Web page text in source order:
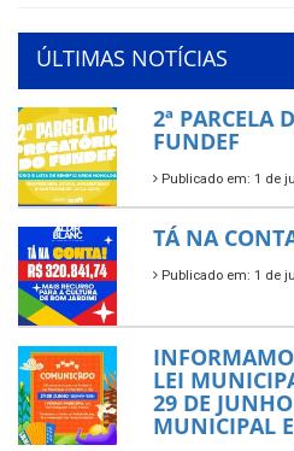
ÚLTIMAS NOTÍCIAS
2ª PARCELA
FUNDEF
Publicado em: 1 de
TÁ NA
Publicado em: 1 de
LEI
29 DE
MUNICIPAL